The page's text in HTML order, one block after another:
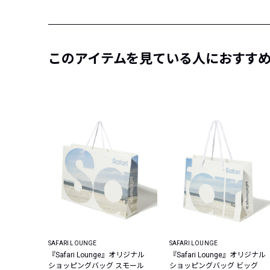
このアイテムを見ている人におすす
SAFARI LOUNGE
『Safari Lounge』オリジナル
ショッピングバッグ スモール
SAFARI LOUNGE
『Safari Lounge』オリジナル
ショッピングバッグ ビッグ